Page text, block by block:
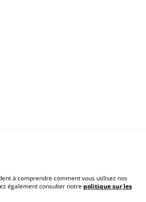
confidentialité
à comprendre comment vous utilisez nos
également consulter notre politique sur les